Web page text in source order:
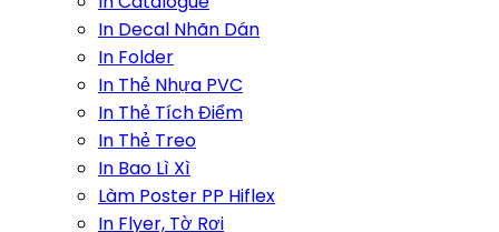
In Decal Nhãn Dán
In Folder
In Thẻ Nhựa PVC
In Thẻ Tích Điểm
In Thẻ Treo
In Bao Lì Xì
Làm Poster PP Hiflex
In Flyer, Tờ Rơi